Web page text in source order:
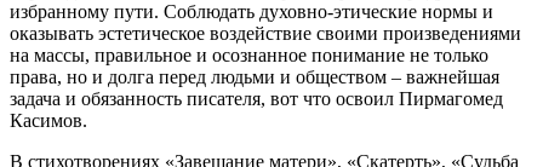
избранному пути. Соблюдать духовно-этические нормы и
оказывать эстетическое воздействие своими произведениями
на массы, правильное и осознанное понимание не только
права, но и долга перед людьми и обществом – важнейшая
задача и обязанность писателя, вот что освоил Пирмагомед
Касимов.
В стихотворениях «Завещание матери», «Скатерть», «Судьба